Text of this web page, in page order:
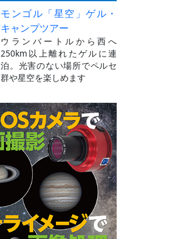
モンゴル「星空」ゲル・
キャンプツアー
ウランバートルから西へ
250km以上離れたゲルに連
泊。光害のない場所でペルセ
群や星空を楽しめます